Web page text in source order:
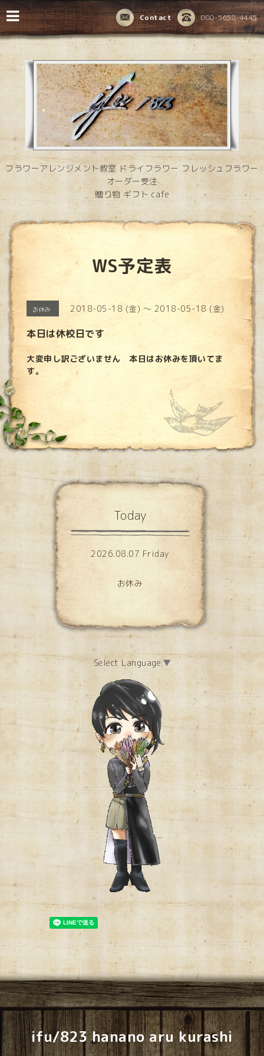
080-5658-4445
Contact
フラワーアレンジメント教室 ドライフラワー フレッシュフラワー
オーダー受注
贈り物 ギフト cafe
WS予定表
お休み 2018-05-18 (金) ～ 2018-05-18 (金)
本日は休校日です
大変申し訳ございません 本日はお休みを頂いてま
す。
Today
2026.08.07 Friday
お休み
Select Language ▼
ifu/823 hanano aru kurashi